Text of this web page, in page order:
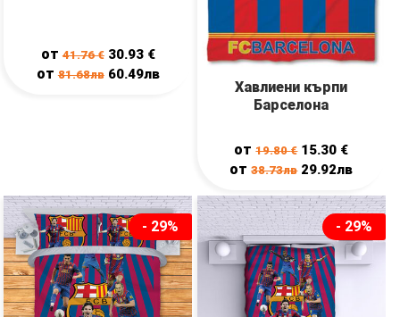
от41.76€ 30.93 €
от81.68лв 60.49лв
Хавлиени кърпи
Барселона
от19.80€ 15.30 €
от38.73лв 29.92лв
- 29% - 29%